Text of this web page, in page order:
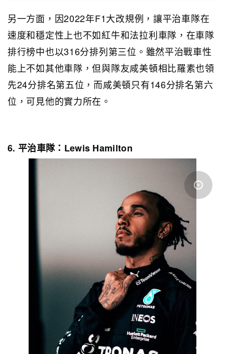
另一方面，因2022年F1大改規例，讓平治車隊在
速度和穩定性上也不如紅牛和法拉利車隊，在車隊
排行榜中也以316分排列第三位。雖然平治戰車性
能上不如其他車隊，但與隊友咸美頓相比羅素也領
先24分排名第五位，而咸美頓只有146分排名第六
位，可見他的實力所在。
6. 平治車隊：Lewis Hamilton